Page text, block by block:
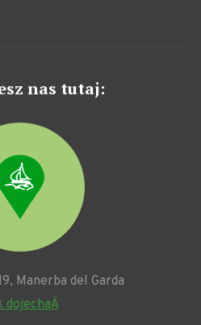
nas tutaj:
Manerba del Garda
dojechaÄ